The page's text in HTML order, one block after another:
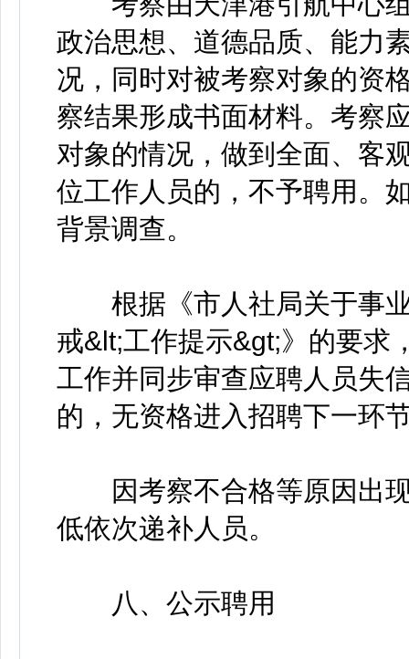
政治思想、道德品质、能力
况，同时对被考察对象的资
察结果形成书面材料。考察
对象的情况，做到全面、客
位工作人员的，不予聘用。
背景调查。
根据《市人社局关于事业
戒&lt;工作提示&gt;》的要求
工作并同步审查应聘人员失
的，无资格进入招聘下一环
因考察不合格等原因出现
低依次递补人员。
八、公示聘用